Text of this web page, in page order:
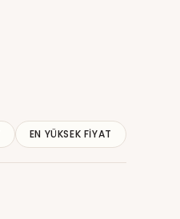
EN YÜKSEK FIYAT